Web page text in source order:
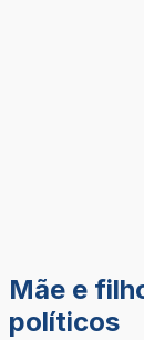
Mãe e
políticos